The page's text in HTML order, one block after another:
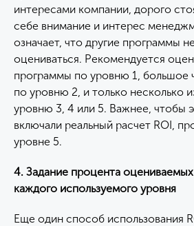
интересами компании, дорого
себе внимание и интерес
означает, что другие программы
оцениваться. Рекомендуется
программы по уровню 1, большое
по уровню 2, и только несколько
уровню 3, 4 или 5. Важнее, чтобы
включали реальный расчет ROI,
уровне 5.
4. Задание процента
каждого используемого уровня
Еще один способ использования